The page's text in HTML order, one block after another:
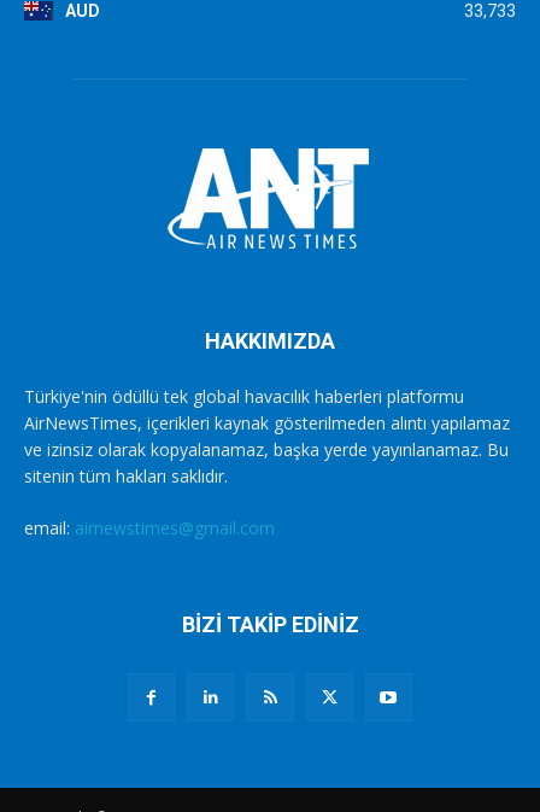
AUD 33,733
HAKKIMIZDA
Türkiye'nin ödüllü tek global havacılık haberleri platformu
AirNewsTimes, içerikleri kaynak gösterilmeden alıntı yapılamaz
ve izinsiz olarak kopyalanamaz, başka yerde yayınlanamaz. Bu
sitenin tüm hakları saklıdır.
email: airnewstimes@gmail.com
BİZİ TAKİP EDİNİZ